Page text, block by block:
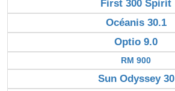
First 300 Spirit
Océanis 30.1
Optio 9.0
RM 900
Sun Odyssey 30